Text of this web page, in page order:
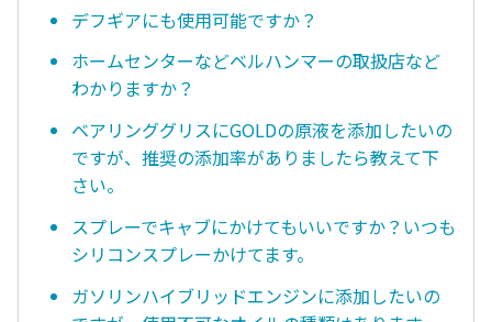
デフギアにも使用可能ですか？
ホームセンターなどベルハンマーの取扱店など
わかりますか？
ベアリンググリスにGOLDの原液を添加したいの
ですが、推奨の添加率がありましたら教えて下
さい。
スプレーでキャブにかけてもいいですか？いつも
シリコンスプレーかけてます。
ガソリンハイブリッドエンジンに添加したいの